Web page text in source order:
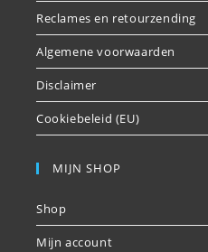
Reclames en retourzending
Algemene voorwaarden
Disclaimer
Cookiebeleid (EU)
MIJN SHOP
Shop
Mijn account